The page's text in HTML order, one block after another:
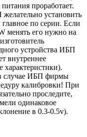
проработает.
установить
по серии. Если
менять его нужно на
устройства ИБП
внутреннее
характеристики).
случае ИБП фирмы
калибровки! При
проследите,
одинаковое
в 0.3-0.5v).